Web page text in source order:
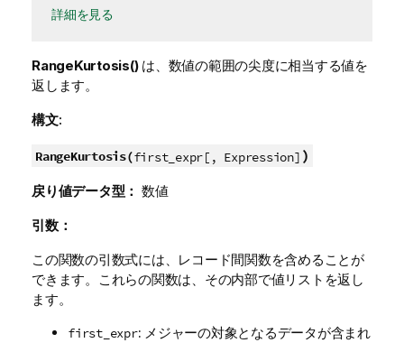
詳細を見る
RangeKurtosis()は、数値の範囲の尖度に相当する値を
返します。
構文:
RangeKurtosis(first_expr[, Expression] )
戻り値データ型： 数値
引数：
この関数の引数式には、レコード間関数を含めることが
できます。これらの関数は、その内部で値リストを返し
ます。
first_expr: メジャーの対象となるデータが含まれ